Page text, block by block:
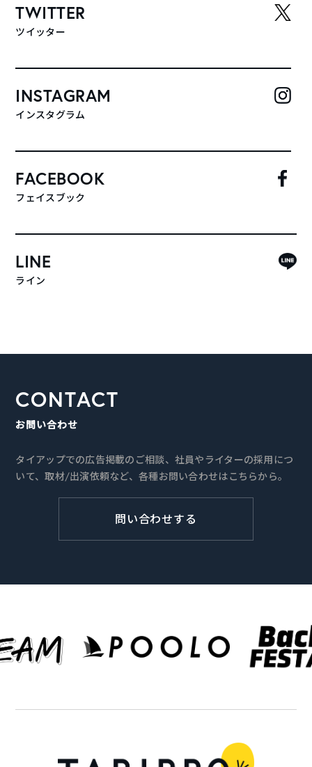
TWITTER
ツイッター
INSTAGRAM
インスタグラム
FACEBOOK
フェイスブック
LINE
ライン
CONTACT
お問い合わせ
タイアップでの広告掲載のご相談、社員やライターの採用につ
いて、取材/出演依頼など、各種お問い合わせはこちらから。
問い合わせする